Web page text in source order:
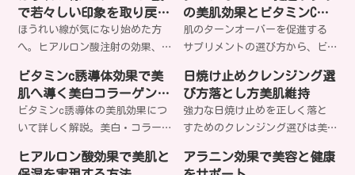
で若々しい印象を取り戻す
完全ガイド
ほうれい線が気になり始めた方
へ。ヒアルロン酸注射の効果、
解説。自然な仕上がりで年齢を
感じさせない美肌を手に入れま
せんか？
の美肌効果とビタミンC・
亜鉛の選び方
肌のターンオーバーを促進する
サプリメントの選び方から、ビ
で詳しく解説。美肌を目指す女
性におすすめの栄養素と摂取方
法をご紹介します。どのサプリ
があなたの肌質に最適なのでし
ょうか？
ビタミンc誘導体効果で美
肌へ導く美白コラーゲン促
進毛穴引き締め
ビタミンc誘導体の美肌効果につ
いて詳しく解説。美白・コラー
ど、美容に嬉しい効果を科学的
日焼け止めクレンジング選
び方落とし方美肌維持
強力な日焼け止めを正しく落と
すためのクレンジング選びは美
プに合わせた適切な落とし方
ヒアルロン酸効果で美肌と
アラニン効果で美容と健康